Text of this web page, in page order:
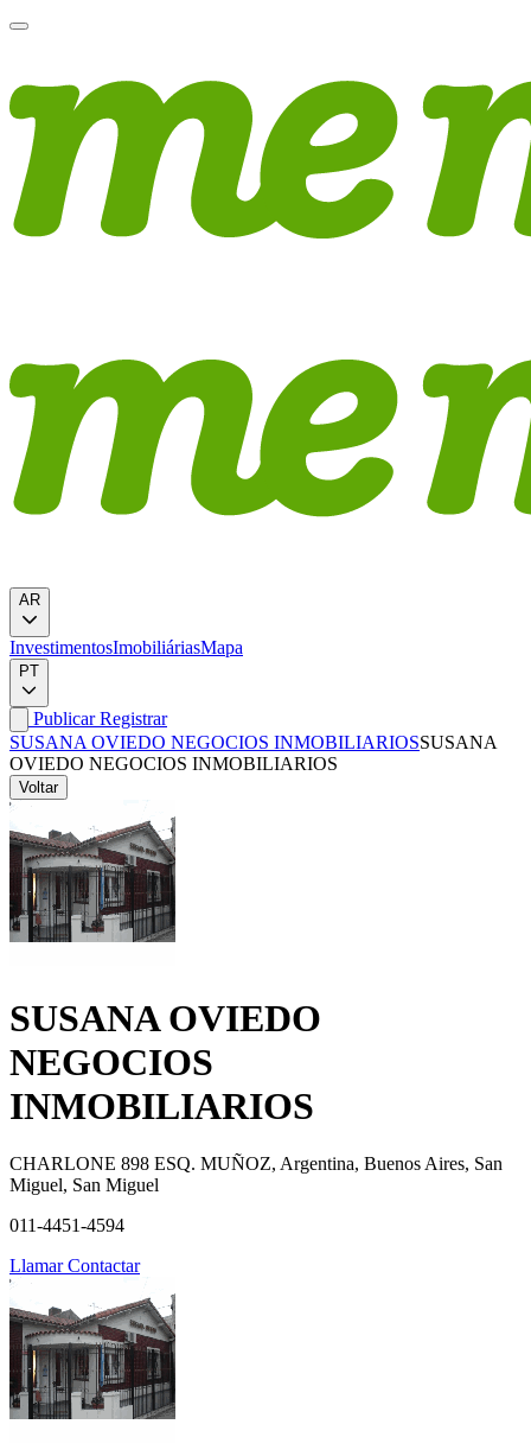
AR
InvestimentosImobiliáriasMapa
PT
PublicarRegistrar
SUSANA OVIEDO NEGOCIOS INMOBILIARIOSSUSANA
OVIEDO NEGOCIOS INMOBILIARIOS
Voltar
SUSANA OVIEDO
NEGOCIOS
INMOBILIARIOS
CHARLONE 898 ESQ. MUÑOZ, Argentina, Buenos Aires, San
Miguel, San Miguel
011-4451-4594
LlamarContactar